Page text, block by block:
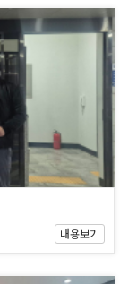
내용보기